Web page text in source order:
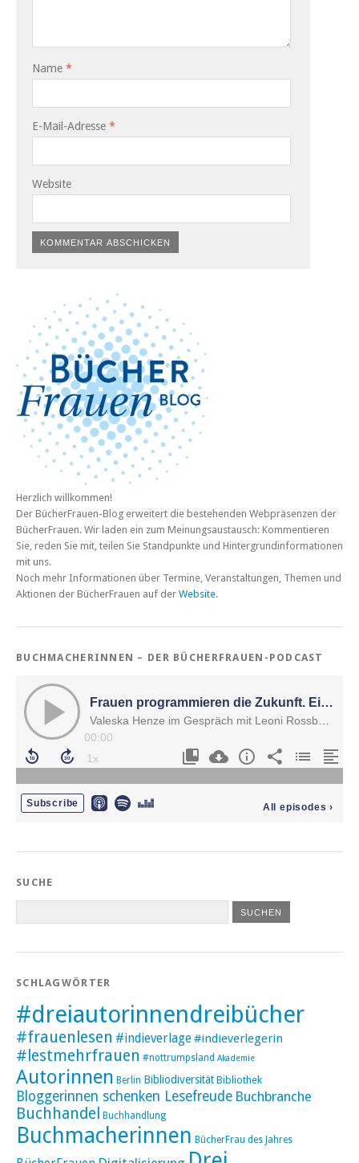
Name *
E-Mail-Adresse *
Website
Herzlich willkommen!
Der BücherFrauen-Blog erweitert die bestehenden Webpräsenzen der
BücherFrauen. Wir laden ein zum Meinungsaustausch: Kommentieren
Sie, reden Sie mit, teilen Sie Standpunkte und Hintergrundinformationen
mit uns.
Noch mehr Informationen über Termine, Veranstaltungen, Themen und
Aktionen der BücherFrauen auf der Website.
BUCHMACHERINNEN – DER BÜCHERFRAUEN-PODCAST
SUCHE
SCHLAGWÖRTER
#dreiautorinnendreibücher
#frauenlesen #indieverlage#indieverlegerin
#lestmehrfrauen #nottrumpsland Akademie
Autorinnen Berlin Bibliodiversität Bibliothek
Bloggerinnen schenken Lesefreude Buchbranche
Buchhandel Buchhandlung
Buchmacherinnen BücherFrau des Jahres